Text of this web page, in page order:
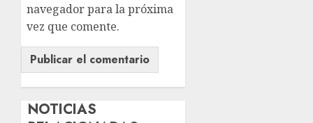
navegador para la próxima
vez que comente.
NOTICIAS